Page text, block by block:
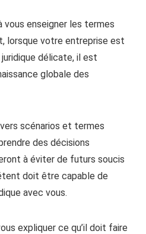
vous enseigner les termes
lorsque votre entreprise est
délicate, il est
globale des
scénarios et termes
des décisions
à éviter de futurs soucis
doit être capable de
avec vous.
expliquer ce qu’il doit faire